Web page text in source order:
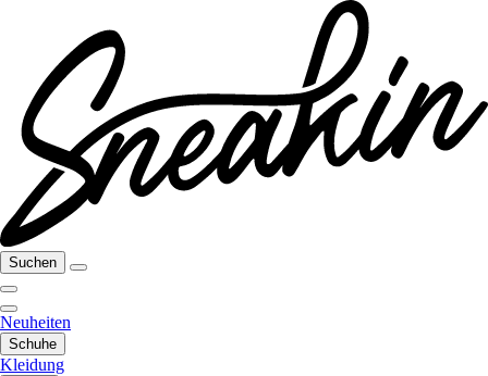
Suchen
Neuheiten
Schuhe
Kleidung